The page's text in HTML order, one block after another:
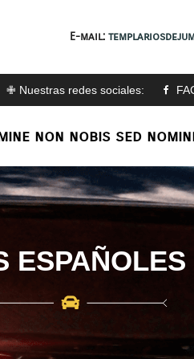
E-mail:
✙ Nuestras redes sociales:
non nobis sed